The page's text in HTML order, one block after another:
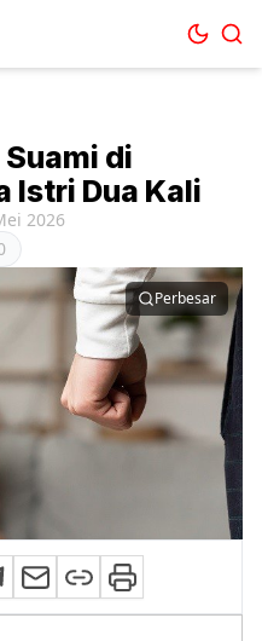
di
Istri Dua Kali
2026
Perbesar